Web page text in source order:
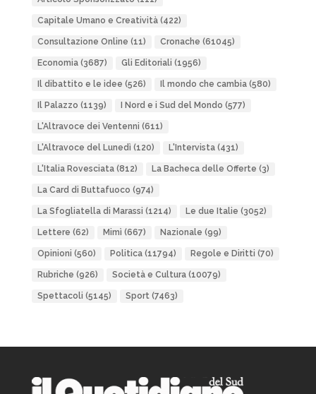
Capitale Umano e Creatività(422)
Consultazione Online (11) Cronache (61045)
Economia(3687) Gli Editoriali (1956)
Il dibattito e le idee (526) Il mondo che cambia(580)
Il Palazzo (1139) I Nord e i Sud del Mondo (577)
L'Altravoce dei Ventenni (611)
L'Altravoce del Lunedì (120) L'Intervista(431)
L'Italia Rovesciata(812) La Bacheca delle Offerte (3)
La Card di Buttafuoco (974)
La Sfogliatella di Marassi (1214) Le due Italie (3052)
Lettere (62) Mimì (667) Nazionale (99)
Opinioni (560) Politica(11794) Regole e Diritti (70)
Rubriche (926) Società e Cultura(10079)
Spettacoli (5145) Sport(7463)